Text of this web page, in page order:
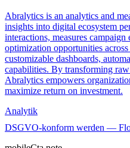
Abralytics is an analytics and
insights into digital ecosystem
interactions, measures
optimization opportunities
customizable dashboards,
capabilities. By transforming
Abralytics empowers
maximize return on investment.
Analytik
DSGVO-konform werden —